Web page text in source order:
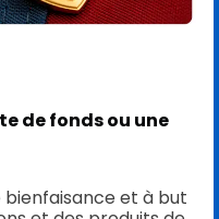
de fonds ou une
et à but